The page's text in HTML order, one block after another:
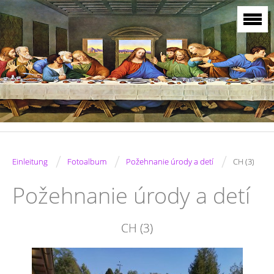
Einleitung / Fotoalbum / Požehnanie úrody a detí / CH (3)
Požehnanie úrody a detí
CH (3)